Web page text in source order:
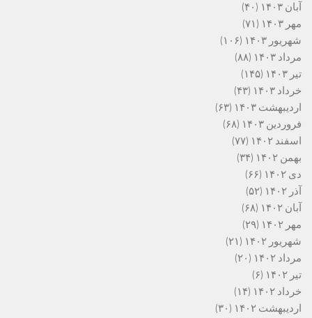
آبان ۱۴۰۳
(۴۰)
مهر ۱۴۰۳
(۷۱)
شهریور ۱۴۰۳
(۱۰۶)
مرداد ۱۴۰۳
(۸۸)
تیر ۱۴۰۳
(۱۴۵)
خرداد ۱۴۰۳
(۴۳)
اردیبهشت ۱۴۰۳
(۶۳)
فروردین ۱۴۰۳
(۶۸)
اسفند ۱۴۰۲
(۷۷)
بهمن ۱۴۰۲
(۳۴)
دی ۱۴۰۲
(۶۶)
آذر ۱۴۰۲
(۵۲)
آبان ۱۴۰۲
(۶۸)
مهر ۱۴۰۲
(۲۹)
شهریور ۱۴۰۲
(۲۱)
مرداد ۱۴۰۲
(۲۰)
تیر ۱۴۰۲
(۶)
خرداد ۱۴۰۲
(۱۴)
اردیبهشت ۱۴۰۲
(۳۰)